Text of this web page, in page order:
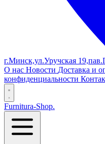
г.Минск,ул.Уручская
О нас Новости Доставка и
конфиденциальности
Furnitura-Shop.